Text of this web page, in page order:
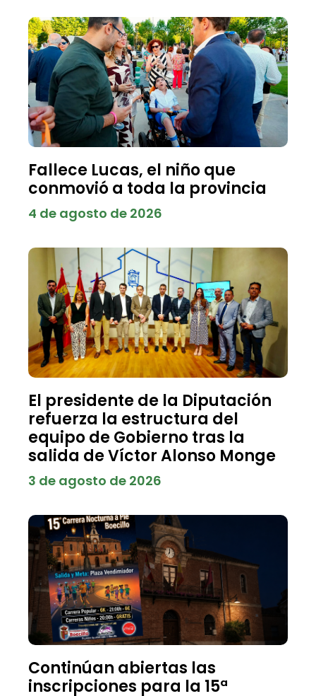
Fallece Lucas, el niño que
conmovió a toda la provincia
4 de agosto de 2026
El presidente de la Diputación
refuerza la estructura del
equipo de Gobierno tras la
salida de Víctor Alonso Monge
3 de agosto de 2026
Continúan abiertas las
inscripciones para la 15ª